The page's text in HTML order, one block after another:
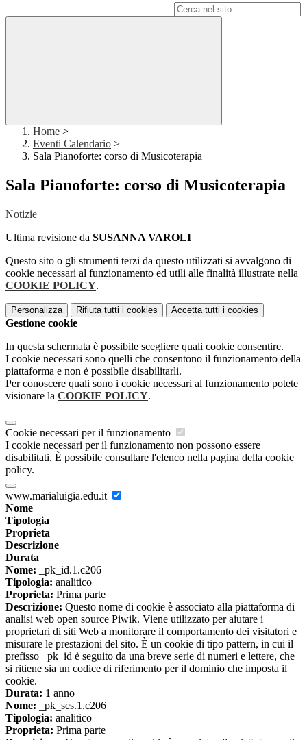
Home >
Eventi Calendario >
Sala Pianoforte: corso di Musicoterapia
Sala Pianoforte: corso di Musicoterapia
Notizie
Ultima revisione da SUSANNA VAROLI
Questo sito o gli strumenti terzi da questo utilizzati si avvalgono di
cookie necessari al funzionamento ed utili alle finalità illustrate nella
COOKIE POLICY.
Personalizza Rifiuta tutti i cookies Accetta tutti i cookies
Gestione cookie
In questa schermata è possibile scegliere quali cookie consentire.
I cookie necessari sono quelli che consentono il funzionamento della
piattaforma e non è possibile disabilitarli.
Per conoscere quali sono i cookie necessari al funzionamento potete
visionare la COOKIE POLICY.
Cookie necessari per il funzionamento
I cookie necessari per il funzionamento non possono essere
disabilitati. È possibile consultare l'elenco nella pagina della cookie
policy.
www.marialuigia.edu.it
Nome
Tipologia
Proprieta
Descrizione
Durata
Nome: _pk_id.1.c206
Tipologia: analitico
Proprieta: Prima parte
Descrizione: Questo nome di cookie è associato alla piattaforma di
analisi web open source Piwik. Viene utilizzato per aiutare i
proprietari di siti Web a monitorare il comportamento dei visitatori e
misurare le prestazioni del sito. È un cookie di tipo pattern, in cui il
prefisso _pk_id è seguito da una breve serie di numeri e lettere, che
si ritiene sia un codice di riferimento per il dominio che imposta il
cookie.
Durata: 1 anno
Nome: _pk_ses.1.c206
Tipologia: analitico
Proprieta: Prima parte